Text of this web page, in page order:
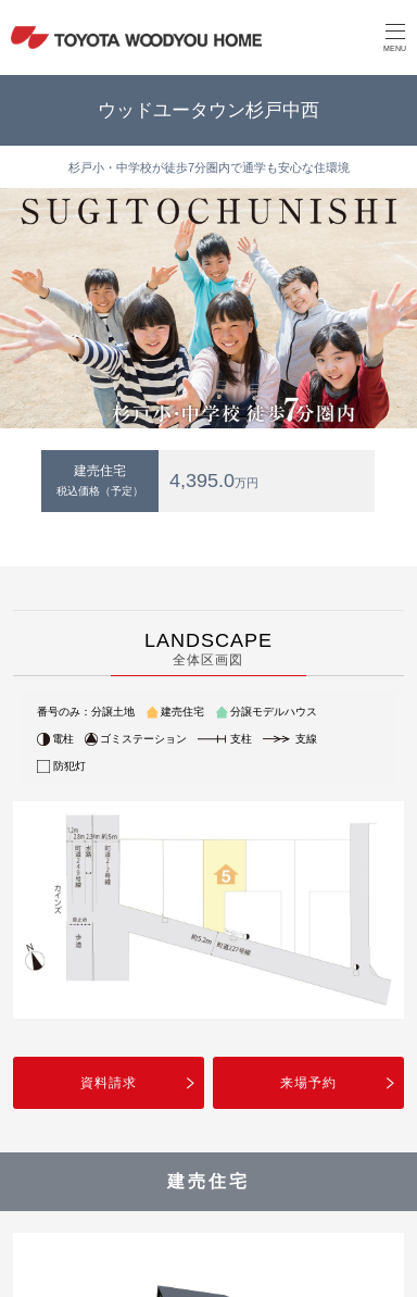
MENU
ウッドユータウン杉戸中西
杉戸小・中学校が徒歩7分圏内で通学も安心な住環境
建売住宅
税込価格（予定） 4,395.0万円
LANDSCAPE
全体区画図
番号のみ：分譲土地 建売住宅 分譲モデルハウス
電柱 ゴミステーション 支柱 支線
防犯灯
資料請求 来場予約
建売住宅